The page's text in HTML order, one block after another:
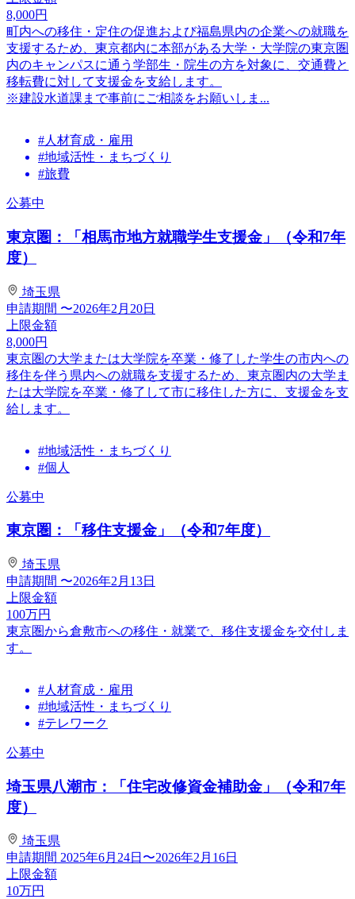
8,000円
町内への移住・定住の促進および福島県内の企業への就職を
支援するため、東京都内に本部がある大学・大学院の東京圏
内のキャンパスに通う学部生・院生の方を対象に、交通費と
移転費に対して支援金を支給します。
※建設水道課まで事前にご相談をお願いしま...
#人材育成・雇用
#地域活性・まちづくり
#旅費
公募中
東京圏：「相馬市地方就職学生支援金」（令和7年
度）
埼玉県
申請期間 〜2026年2月20日
上限金額
8,000円
東京圏の大学または大学院を卒業・修了した学生の市内への
移住を伴う県内への就職を支援するため、東京圏内の大学ま
たは大学院を卒業・修了して市に移住した方に、支援金を支
給します。
#地域活性・まちづくり
#個人
公募中
東京圏：「移住支援金」（令和7年度）
埼玉県
申請期間 〜2026年2月13日
上限金額
100万円
東京圏から倉敷市への移住・就業で、移住支援金を交付しま
す。
#人材育成・雇用
#地域活性・まちづくり
#テレワーク
公募中
埼玉県八潮市：「住宅改修資金補助金」（令和7年
度）
埼玉県
申請期間 2025年6月24日〜2026年2月16日
上限金額
10万円